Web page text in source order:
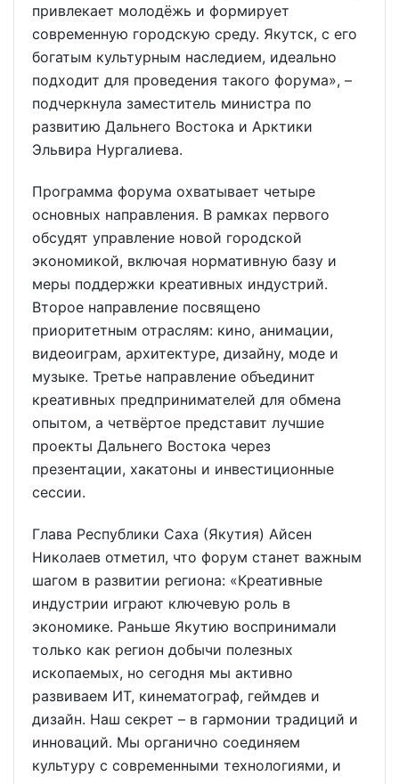
привлекает молодёжь и формирует
современную городскую среду. Якутск, с его
богатым культурным наследием, идеально
подходит для проведения такого форума», –
подчеркнула заместитель министра по
развитию Дальнего Востока и Арктики
Эльвира Нургалиева.
Программа форума охватывает четыре
основных направления. В рамках первого
обсудят управление новой городской
экономикой, включая нормативную базу и
меры поддержки креативных индустрий.
Второе направление посвящено
приоритетным отраслям: кино, анимации,
видеоиграм, архитектуре, дизайну, моде и
музыке. Третье направление объединит
креативных предпринимателей для обмена
опытом, а четвёртое представит лучшие
проекты Дальнего Востока через
презентации, хакатоны и инвестиционные
сессии.
Глава Республики Саха (Якутия) Айсен
Николаев отметил, что форум станет важным
шагом в развитии региона: «Креативные
индустрии играют ключевую роль в
экономике. Раньше Якутию воспринимали
только как регион добычи полезных
ископаемых, но сегодня мы активно
развиваем ИТ, кинематограф, геймдев и
дизайн. Наш секрет – в гармонии традиций и
инноваций. Мы органично соединяем
культуру с современными технологиями, и